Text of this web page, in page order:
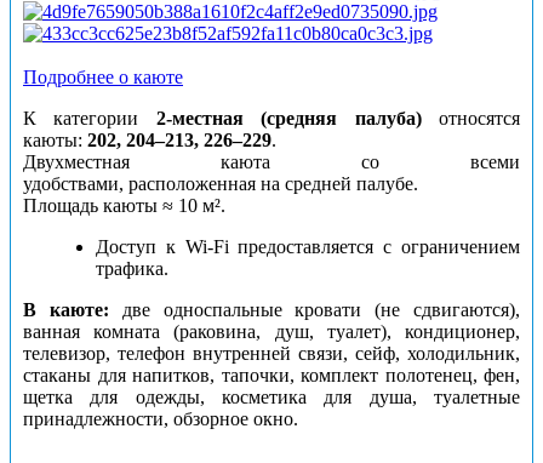
Подробнее о каюте
К категории 2-местная (средняя палуба)относятся
каюты: 202, 204–213, 226–229.
Двухместная каюта со всеми
удобствами, расположенная на средней палубе.
Площадь каюты ≈ 10 м².
Доступ к Wi-Fi предоставляется с ограничением
трафика.
В каюте: две односпальные кровати (не сдвигаются),
ванная комната (раковина, душ, туалет), кондиционер,
телевизор, телефон внутренней связи, сейф, холодильник,
стаканы для напитков, тапочки, комплект полотенец, фен,
щетка для одежды, косметика для душа, туалетные
принадлежности, обзорное окно.